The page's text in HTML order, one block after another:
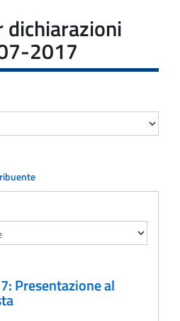
dichiarazioni
2017
Presentazione al